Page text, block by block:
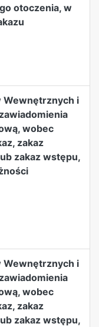
otoczenia, w
Wewnętrznych i
wobec
zakaz
zakaz wstępu,
Wewnętrznych i
wobec
zakaz
zakaz wstępu,